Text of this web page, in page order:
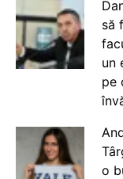
să
un
pe
o